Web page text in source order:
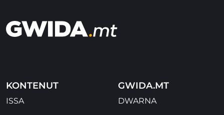
KONTENUT
ISSA
GWIDA.MT
DWARNA